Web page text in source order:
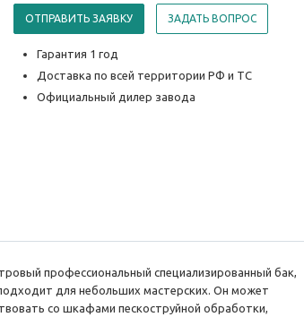
ОТПРАВИТЬ ЗАЯВКУ ЗАДАТЬ ВОПРОС
Гарантия 1 год
Доставка по всей территории РФ и ТС
Официальный дилер завода
профессиональный специализированный бак,
для небольших мастерских. Он может
со шкафами пескоструйной обработки,